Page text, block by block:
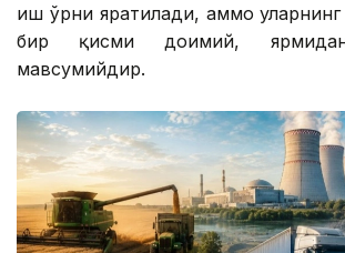
иш ўрни яратилади, аммо
бир қисми доимий,
мавсумийдир.